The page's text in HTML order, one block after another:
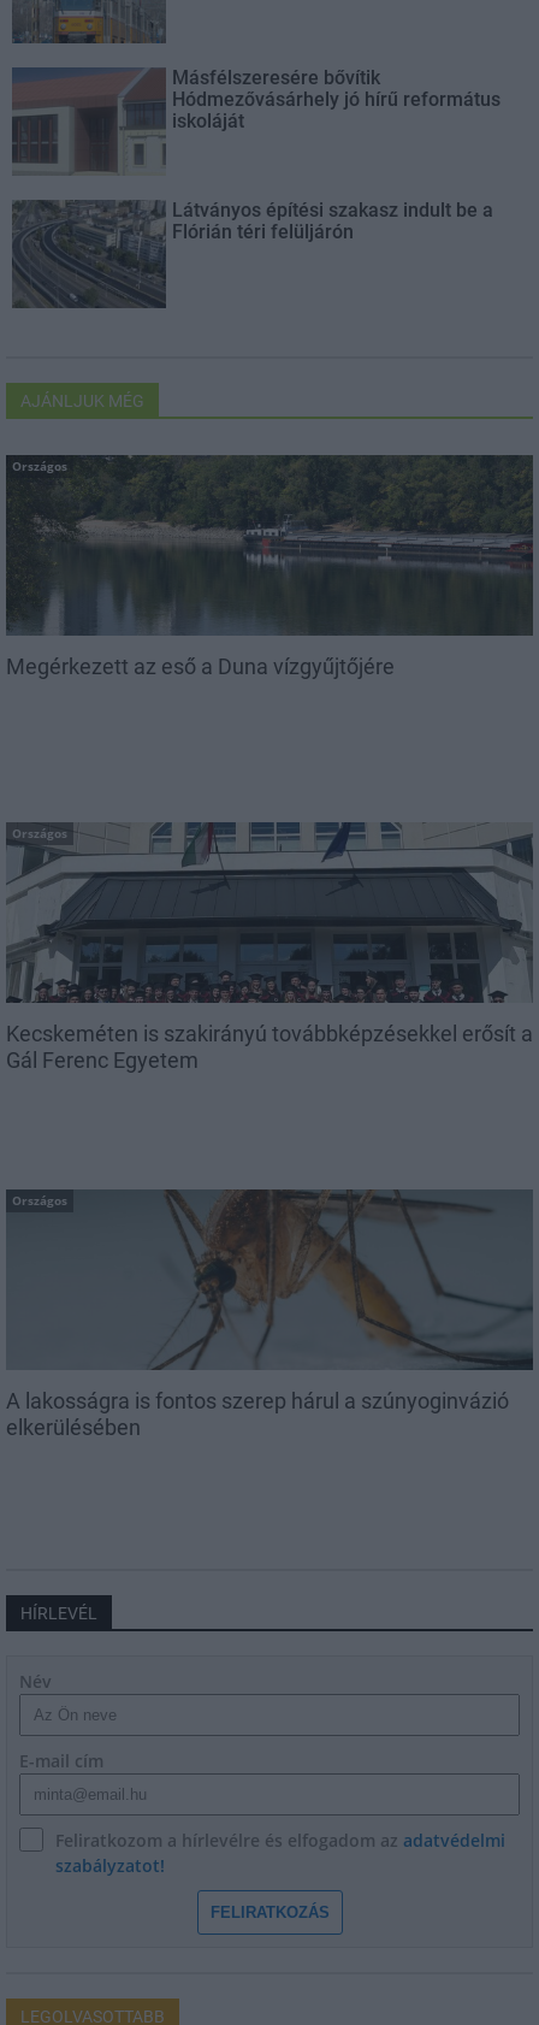
Másfélszeresére bővítik
Hódmezővásárhely jó hírű református
iskoláját
Látványos építési szakasz indult be a
Flórián téri felüljárón
AJÁNLJUK MÉG
Országos
Megérkezett az eső a Duna vízgyűjtőjére
Országos
Kecskeméten is szakirányú továbbképzésekkel erősít a
Gál Ferenc Egyetem
Országos
A lakosságra is fontos szerep hárul a szúnyoginvázió
elkerülésében
HÍRLEVÉL
Név
E-mail cím
Feliratkozom a hírlevélre és elfogadom az adatvédelmi
szabályzatot!
FELIRATKOZÁS
LEGOLVASOTTABB